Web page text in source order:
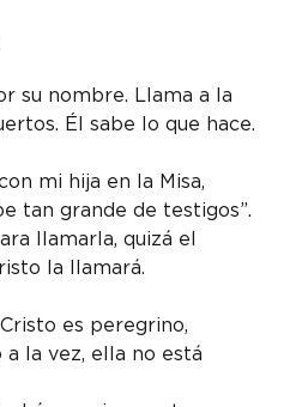
su nombre. Llama a la
Él sabe lo que hace.
mi hija en la Misa,
tan grande de testigos”.
llamarla, quizá el
la llamará.
es peregrino,
la vez, ella no está